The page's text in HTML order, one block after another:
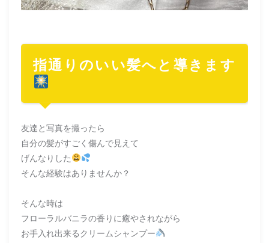
指通りのいい髪へと導きます
友達と写真を撮ったら
自分の髪がすごく傷んで見えて
げんなりした
そんな経験はありませんか？
そんな時は
フローラルバニラの香りに癒やされながら
お手入れ出来るクリームシャンプー